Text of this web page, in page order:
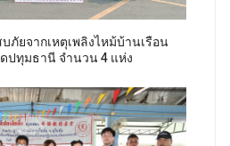
ภัยจากเหตุเพลิงไหม้บ้านเรือน
ทุมธานี จำนวน 4 แห่ง